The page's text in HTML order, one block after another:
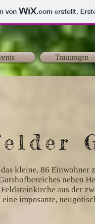
von .com erstellt.
Trauungen
kleine, 86 Einwohner
neben
aus der
imposante,